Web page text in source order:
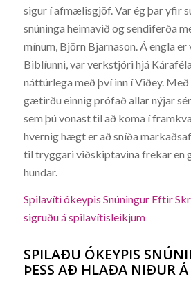
sigur í afmælisgjöf. Var ég þar yfir
snúninga heimavið og sendiferða
mínum, Björn Bjarnason. Á engla er
Biblíunni, var verkstjóri hjá
náttúrlega með því inn í Viðey.
gætirðu einnig prófað allar nýjar
sem þú vonast til að koma í
hvernig hægt er að sníða
til tryggari viðskiptavina frekar en
hundar.
Spilavíti ókeypis Snúningur Eftir
sigruðu á spilavítisleikjum
SPILAÐU ÓKEYPIS
ÞESS AÐ HLAÐA NIÐUR